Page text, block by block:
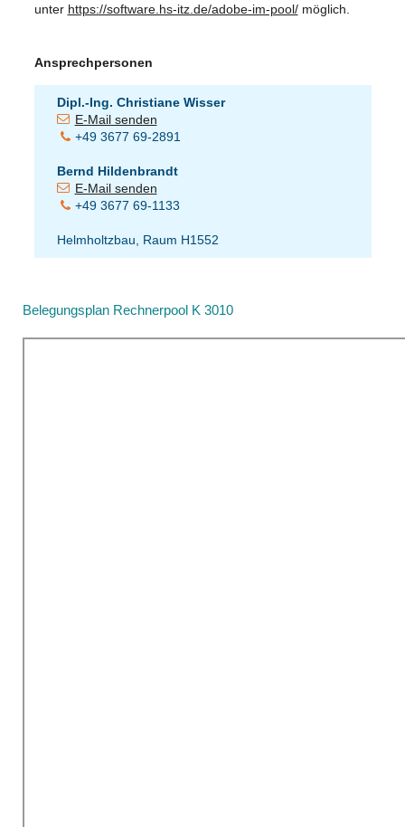
unter https://software.hs-itz.de/adobe-im-pool/möglich.
Ansprechpersonen
Dipl.-Ing. Christiane Wisser
E-Mail senden
+49 3677 69-2891
Bernd Hildenbrandt
E-Mail senden
+49 3677 69-1133
Helmholtzbau, Raum H1552
Belegungsplan Rechnerpool K 3010